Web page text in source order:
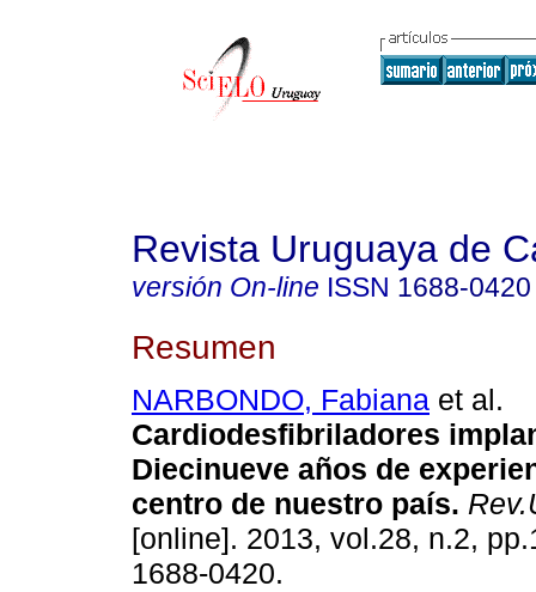
Revista Uruguaya de
versión On-line ISSN 1688-0420
Resumen
NARBONDO, Fabiana et al.
Cardiodesfibriladores
Diecinueve años de
centro de nuestro país.
[online]. 2013, vol.28, n.2,
1688-0420.